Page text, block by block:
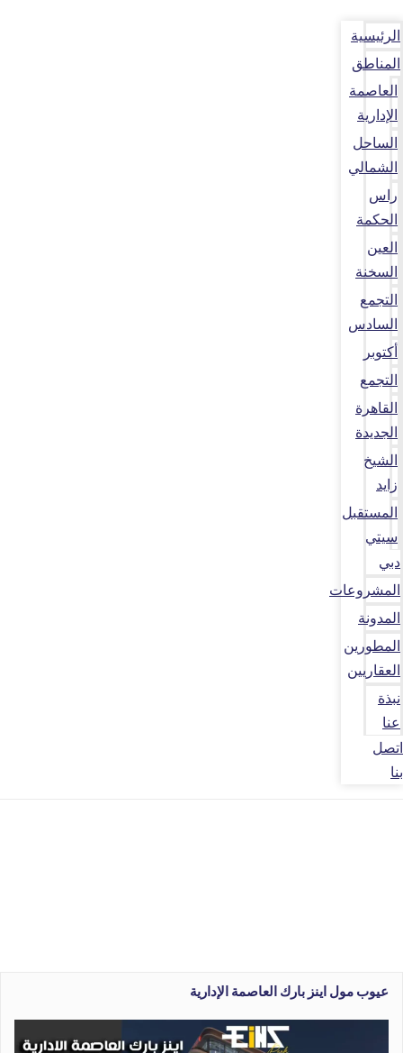
الرئيسية
المناطق
العاصمة
الإدارية
الساحل
الشمالي
راس
الحكمة
العين
السخنة
التجمع
السادس
أكتوبر
التجمع
القاهرة
الجديدة
الشيخ
زايد
المستقبل
سيتي
دبي
المشروعات
المدونة
المطورين
العقاريين
نبذة
عنا
اتصل
بنا
عيوب مول اينز بارك العاصمة الإدارية